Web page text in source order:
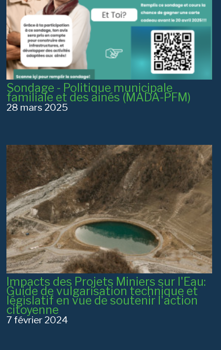
Sondage - Politique municipale
familiale et des ainés (MADA-PFM)
28 mars 2025
Impacts des Projets Miniers sur l'Eau:
Guide de vulgarisation technique et
législatif en vue de soutenir l'action
citoyenne
7 février 2024